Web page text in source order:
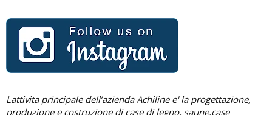
Lattivita principale dell’azienda Achiline e' la progettazione,
produzione e costruzione di case di legno, saune,case